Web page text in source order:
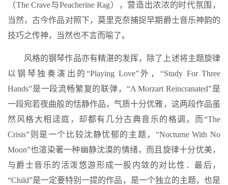
（The Crave与Peacherine Rag），营造出浓浓的时代氛围，
当然，古今作品对照下，莫里克奈捕捉早期爵士音乐神韵的
技巧之传神，当然也不言而喻了。
风格的钢琴作品亦有精湛的发挥，除了上述将主题旋律
以钢琴独奏演出的“Playing Love”外，“Study For Three
Hands”是一段流畅繁复的联弹，“A Morzart Reincranated”是
一段宛若夜曲般的恬静作品，气质十分优雅，这两段作品虽
然风格大相迳庭，却都有几分古典音乐的格调。而“The
Crisis”则是一个比较沈静忧郁的主题，“Nocturne With No
Moon”也渲染著一种幽静沈漠的情绪，而且旋律十分优美，
与爵士音乐的活泼悠游形成一股内敛的对比性．最后，
“Child”是一定要特别一提的作品，是一个独立的主题，也是